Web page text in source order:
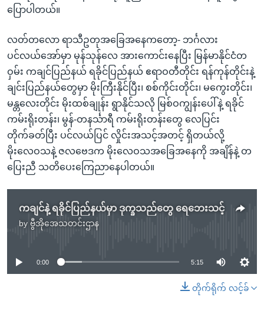
ပြောပါတယ်။
လတ်တလော ရာသီဥတုအခြေအနေကတော့- ဘင်္ဂလား
ပင်လယ်အော်မှာ မုန်သုန်လေ အားကောင်းနေပြီး မြန်မာနိုင်ငံတ
ဝှမ်း ကချင်ပြည်နယ် ရခိုင်ပြည်နယ် ဧရာဝတီတိုင်း ရန်ကုန်တိုင်းနဲ့
ချင်းပြည်နယ်တွေမှာ မိုးကြီးနိုင်ပြီး၊ စစ်ကိုင်းတိုင်း၊ မကွေးတိုင်း၊
မန္တလေးတိုင်း မိုးထစ်ချုန်း ရွာနိုင်သလို မြစ်ဝကျွန်းပေါ်နဲ့ ရခိုင်
ကမ်းရိုးတန်း၊ မွန်-တနင်္သာရီ ကမ်းရိုးတန်းတွေ လေပြင်း
တိုက်ခတ်ပြီး ပင်လယ်ပြင် လှိုင်းအသင့်အတင့် ရှိတယ်လို့
မိုးလေဝသနဲ့ ဇလဗေဒက မိုးလေဝသအခြေအနေကို အချိန်နဲ့ တ
ပြေးညီ သတိပေးကြေညာနေပါတယ်။
ကချင်နဲ့ ရခိုင်ပြည်နယ်မှာ ဒုက္ခသည်တွေ ရေဘေးသင့်
by ဗွီအိုအေသတင်းဌာန
No media source currently available
0:00 5:15
တိုက်ရိုက် လင့်ခ်